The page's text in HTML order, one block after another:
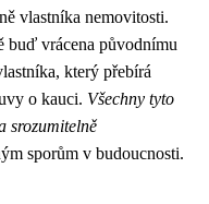
vlastníka nemovitosti.
buď vrácena původnímu
který přebírá
o kauci. Všechny tyto
srozumitelně
sporům v budoucnosti.